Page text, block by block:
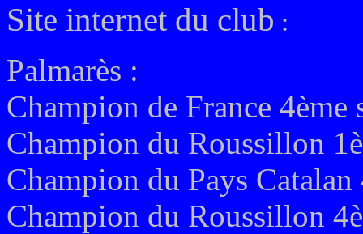
Site internet du club :
Palmarès :
Champion de France 4ème
Champion du Roussillon
Champion du Pays
Champion du Roussillon